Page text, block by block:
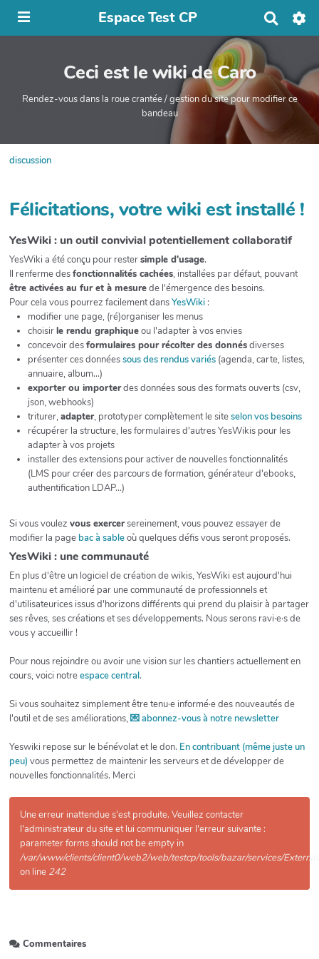
Espace Test CP
e
r
c
r
Ceci est le wiki de Caro
Rendez-vous dans la roue crantée / gestion du site pour modifier ce
bandeau
discussion
Félicitations, votre wiki est installé !
YesWiki : un outil convivial potentiellement collaboratif
YesWiki a été conçu pour restersimple d'usage.
Il renferme desfonctionnalités cachées, installées par défaut, pouvant
être activées au fur et à mesurede l'émergence des besoins.
Pour cela vous pourrez facilement dansYesWiki :
modifier une page, (ré)organiser les menus
choisirle rendu graphiqueou l'adapter à vos envies
concevoir desformulaires pour récolter des donnésdiverses
présenter ces donnéessous des rendus variés (agenda, carte, listes,
annuaire, album...)
exporter ou importerdes données sous des formats ouverts (csv,
json, webhooks)
triturer, adapter, prototyper complètement le siteselon vos besoins
récupérer la structure, les formulaires d'autres YesWikis pour les
adapter à vos projets
installer des extensions pour activer de nouvelles fonctionnalités
(LMS pour créer des parcours de formation, générateur d'ebooks,
authentification LDAP...)
Si vous voulez vous exercersereinement, vous pouvez essayer de
modifier la page bac à sableoù quelques défis vous seront proposés.
YesWiki : une communauté
En plus d'être un logiciel de création de wikis, YesWiki est aujourd'hui
maintenu et amélioré par une communauté de professionnels et
d'utilisateurices issus d'horizons différents qui prend du plaisir à partager
ses rêves, ses créations et ses développements. Nous serons ravi·e·s de
vous y accueillir !
Pour nous rejoindre ou avoir une vision sur les chantiers actuellement en
cours, voici notreespace central.
Si vous souhaitez simplement être tenu·e informé·e des nouveautés de
l'outil et de ses améliorations, 💌 abonnez-vous à notre newsletter
Yeswiki repose sur le bénévolat et le don. En contribuant (même juste un
peu) vous permettez de maintenir les serveurs et de développer de
nouvelles fonctionnalités. Merci
Une erreur inattendue s'est produite. Veuillez contacter
l'administrateur du site et lui communiquer l'erreur suivante :
parameter forms should not be empty in
/var/www/clients/client0/web2/web/testcp/tools/bazar/services/
on line 242
Commentaires